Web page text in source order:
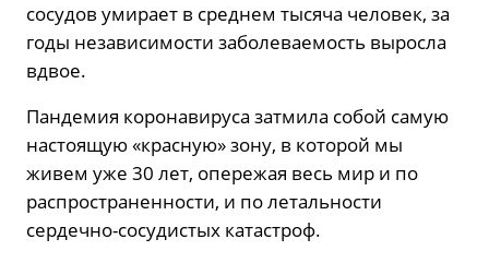
сосудов умирает в среднем тысяча человек, за
годы независимости заболеваемость выросла
вдвое.
Пандемия коронавируса затмила собой самую
настоящую «красную» зону, в которой мы
живем уже 30 лет, опережая весь мир и по
распространенности, и по летальности
сердечно-сосудистых катастроф.